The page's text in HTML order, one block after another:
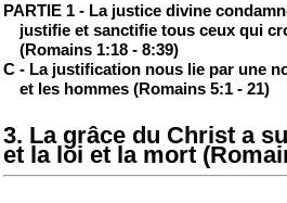
PARTIE 1 - La justice divine
justifie et sanctifie tous ceux qui
(Romains 1:18 - 8:39)
C - La justification nous lie par une
et les hommes (Romains 5:1 - 21)
3. La grâce du Christ a
et la loi et la mort